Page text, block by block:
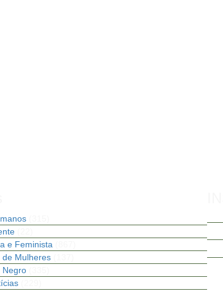
e Feminista
de Mulheres
Negro